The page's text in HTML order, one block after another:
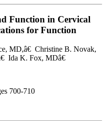
Function in Cervical
for Function
MD,â€ Christine B. Novak,
Ida K. Fox, MDâ€
700-710